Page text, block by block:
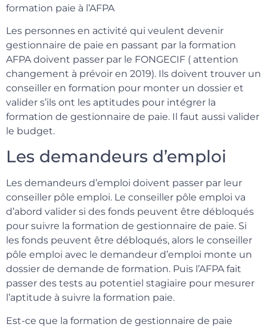
formation paie à l’AFPA
Les personnes en activité qui veulent devenir
gestionnaire de paie en passant par la formation
AFPA doivent passer par le FONGECIF ( attention
changement à prévoir en 2019). Ils doivent trouver un
conseiller en formation pour monter un dossier et
valider s’ils ont les aptitudes pour intégrer la
formation de gestionnaire de paie. Il faut aussi valider
le budget.
Les demandeurs d’emploi
Les demandeurs d’emploi doivent passer par leur
conseiller pôle emploi. Le conseiller pôle emploi va
d’abord valider si des fonds peuvent être débloqués
pour suivre la formation de gestionnaire de paie. Si
les fonds peuvent être débloqués, alors le conseiller
pôle emploi avec le demandeur d’emploi monte un
dossier de demande de formation. Puis l’AFPA fait
passer des tests au potentiel stagiaire pour mesurer
l’aptitude à suivre la formation paie.
Est-ce que la formation de gestionnaire de paie